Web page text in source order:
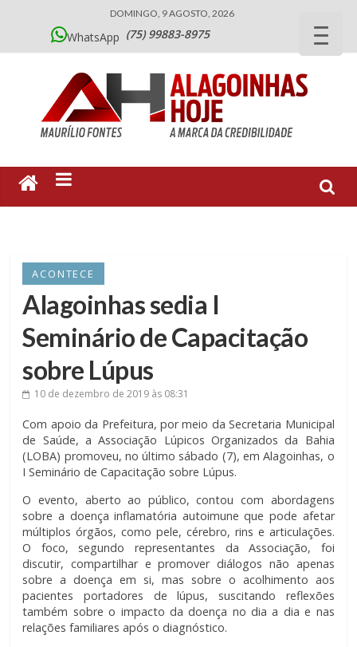
DOMINGO, 9 AGOSTO, 2026
WhatsApp (75) 99883-8975
ACONTECE
Alagoinhas sedia I
Seminário de Capacitação
sobre Lúpus
10 de dezembro de 2019 às 08:31
Com apoio da Prefeitura, por meio da Secretaria Municipal
de Saúde, a Associação Lúpicos Organizados da Bahia
(LOBA) promoveu, no último sábado (7), em Alagoinhas, o
I Seminário de Capacitação sobre Lúpus.
O evento, aberto ao público, contou com abordagens
sobre a doença inflamatória autoimune que pode afetar
múltiplos órgãos, como pele, cérebro, rins e articulações.
O foco, segundo representantes da Associação, foi
discutir, compartilhar e promover diálogos não apenas
sobre a doença em si, mas sobre o acolhimento aos
pacientes portadores de lúpus, suscitando reflexões
também sobre o impacto da doença no dia a dia e nas
relações familiares após o diagnóstico.